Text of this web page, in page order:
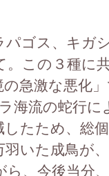
パゴス、キガ
この３種に
急激な悪化
海流の蛇行
したため、総
いた成鳥が
、今後当分